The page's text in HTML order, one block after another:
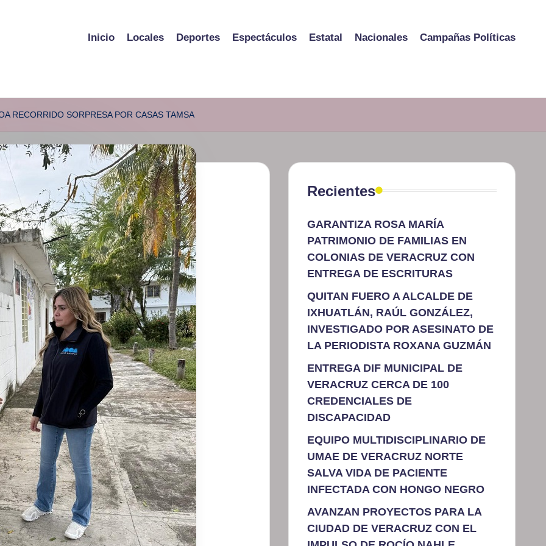
Inicio Locales Deportes Espectáculos Estatal Nacionales Campañas Políticas
RECORRIDO SORPRESA POR CASAS TAMSA
Recientes
GARANTIZA ROSA MARÍA
PATRIMONIO DE FAMILIAS EN
COLONIAS DE VERACRUZ CON
ENTREGA DE ESCRITURAS
QUITAN FUERO A ALCALDE DE
IXHUATLÁN, RAÚL GONZÁLEZ,
INVESTIGADO POR ASESINATO DE
LA PERIODISTA ROXANA GUZMÁN
ENTREGA DIF MUNICIPAL DE
VERACRUZ CERCA DE 100
CREDENCIALES DE
DISCAPACIDAD
EQUIPO MULTIDISCIPLINARIO DE
UMAE DE VERACRUZ NORTE
SALVA VIDA DE PACIENTE
INFECTADA CON HONGO NEGRO
AVANZAN PROYECTOS PARA LA
CIUDAD DE VERACRUZ CON EL